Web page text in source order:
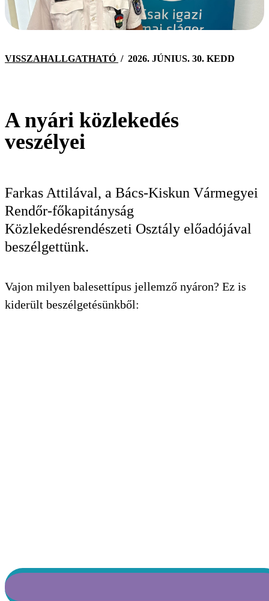
VISSZAHALLGATHATÓ / 2026. JÚNIUS. 30. KEDD
A nyári közlekedés
veszélyei
Farkas Attilával, a Bács-Kiskun Vármegyei
Rendőr-főkapitányság
Közlekedésrendészeti Osztály előadójával
beszélgettünk.
Vajon milyen balesettípus jellemző nyáron? Ez is
kiderült beszélgetésünkből: